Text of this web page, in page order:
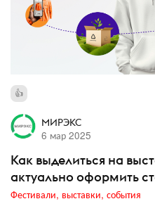
МИРЭКС
6 мар 2025
Как выделиться на
актуально оформить
Фестивали, выставки, события